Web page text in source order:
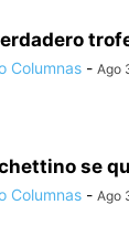
Columnas - Ago
se
Columnas - Ago